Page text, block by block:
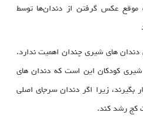
موقع عکس گرفتن از دندان‌ها توسط
دندان های شیری چندان اهمیت ندارد.
شیری کودکان این است که دندان های
بگیرند، زیرا اگر دندان سرجای اصلی
کج رشد کند.